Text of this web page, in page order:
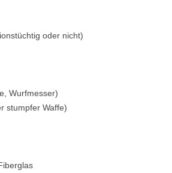
oder nicht)
Wurfmesser)
stumpfer Waffe)